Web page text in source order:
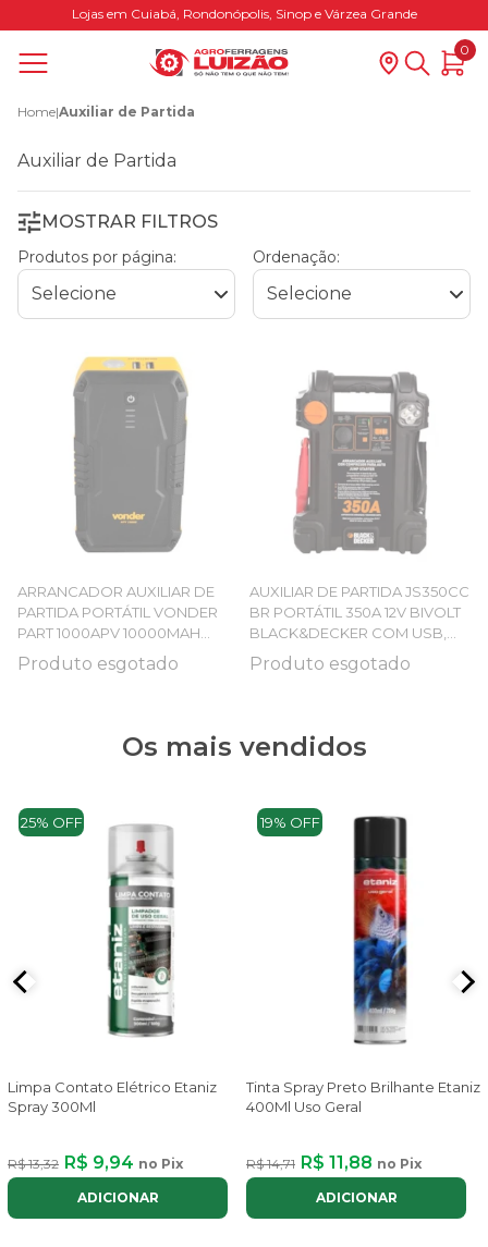
Lojas em Cuiabá, Rondonópolis, Sinop e Várzea Grande
0
Home|Auxiliar de Partida
Auxiliar de Partida
MOSTRAR FILTROS
Produtos por página: Ordenação:
ARRANCADOR AUXILIAR DE
PARTIDA PORTÁTIL VONDER
PART 1000APV 10000MAH
BIVOLT COM LANTERNA LED
Produto esgotado
AUXILIAR DE PARTIDA JS350CC
BR PORTÁTIL 350A 12V BIVOLT
BLACK&DECKER COM USB,
CALIBRADOR E LANTERNA
Produto esgotado
Os mais vendidos
25% OFF
Limpa Contato Elétrico Etaniz
Spray 300Ml
R$ 13,32 R$ 9,94 no Pix
ADICIONAR
19% OFF
Tinta Spray Preto Brilhante Etaniz
400Ml Uso Geral
R$ 14,71 R$ 11,88 no Pix
ADICIONAR